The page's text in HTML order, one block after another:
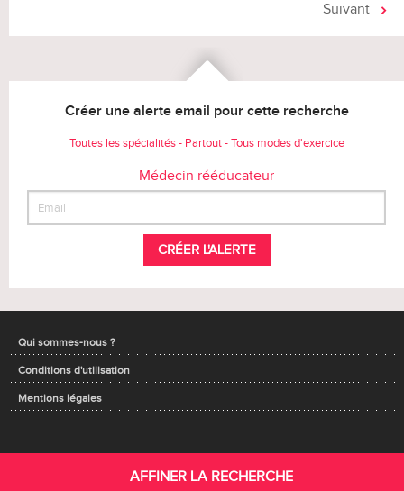
Suivant
Créer une alerte email pour cette recherche
Toutes les spécialités - Partout - Tous modes d'exercice
Médecin rééducateur
CRÉER L'ALERTE
Qui sommes-nous ?
Conditions d'utilisation
Mentions légales
AFFINER LA RECHERCHE